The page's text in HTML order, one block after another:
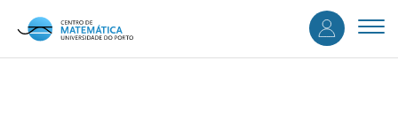
content
User